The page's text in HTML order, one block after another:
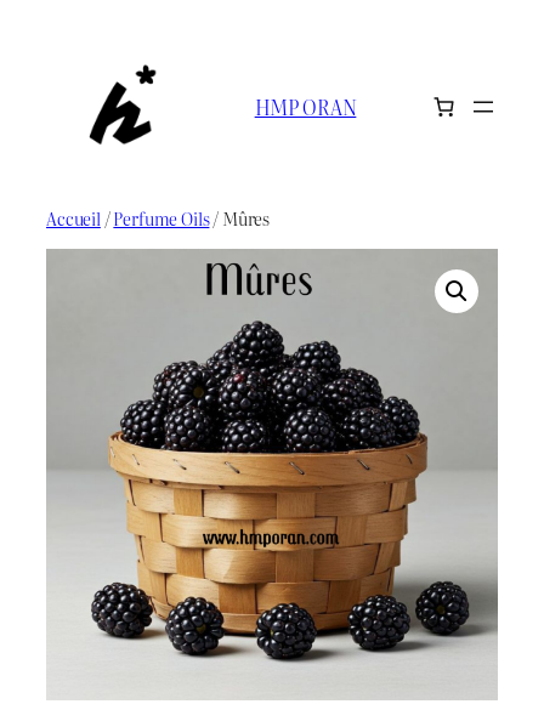
HMP ORAN
Accueil /Perfume Oils/ Mûres